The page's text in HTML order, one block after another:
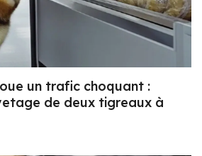
un trafic choquant :
de deux tigreaux à